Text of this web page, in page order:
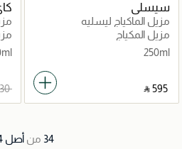
سيسلي
مزيل الماكياج ليسليه
مزيل المكياج
250ml
‎ ⃁ ⁦595⁩ ‎
100ml
34 من أصل 34